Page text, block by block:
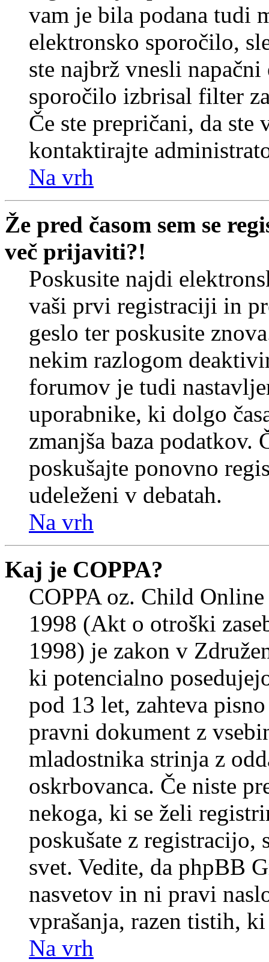
vam je bila podana tudi
elektronsko sporočilo,
ste najbrž vnesli
sporočilo izbrisal filter
Če ste prepričani, da
kontaktirajte
Na vrh
Že pred časom sem se
več prijaviti?!
Poskusite najdi
vaši prvi registraciji in
geslo ter poskusite
nekim razlogom
forumov je tudi
uporabnike, ki dolgo
zmanjša baza podatkov.
poskušajte ponovno
udeleženi v debatah.
Na vrh
Kaj je COPPA?
COPPA oz. Child
1998 (Akt o otroški
1998) je zakon v
ki potencialno
pod 13 let, zahteva
pravni dokument z
mladostnika strinja z
oskrbovanca. Če niste
nekoga, ki se želi
poskušate z registracijo,
svet. Vedite, da phpBB
nasvetov in ni pravi
vprašanja, razen tistih,
Na vrh